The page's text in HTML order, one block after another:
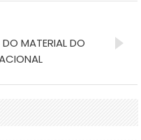
DO MATERIAL DO